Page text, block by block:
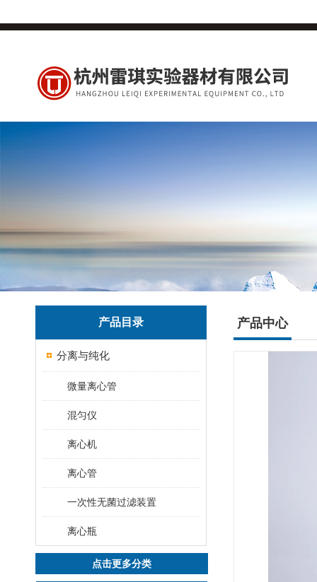
产品目录
分离与纯化
微量离心管
混匀仪
离心机
离心管
一次性无菌过滤装置
离心瓶
点击更多分类
产品中心